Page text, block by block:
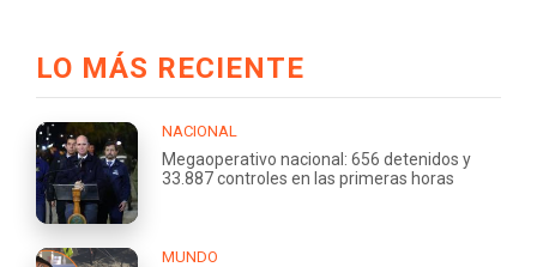
LO MÁS RECIENTE
NACIONAL
Megaoperativo nacional: 656 detenidos y
33.887 controles en las primeras horas
MUNDO